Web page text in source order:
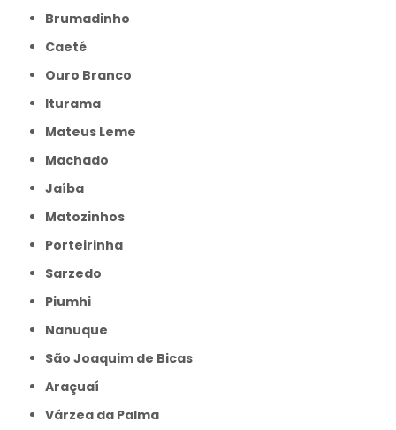
Brumadinho
Caeté
Ouro Branco
Iturama
Mateus Leme
Machado
Jaíba
Matozinhos
Porteirinha
Sarzedo
Piumhi
Nanuque
São Joaquim de Bicas
Araçuaí
Várzea da Palma